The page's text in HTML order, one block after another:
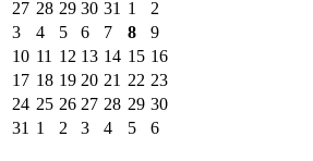
27 28 29 30 31 1
2
3
4 5 6 7 8
9
10 11 12 13 14 15 16
17 18 19 20 21 22 23
24 25 26 27 28 29 30
31 1 2 3 4 5 6